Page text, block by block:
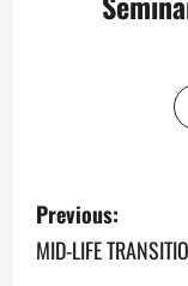
Previous:
MID-LIFE